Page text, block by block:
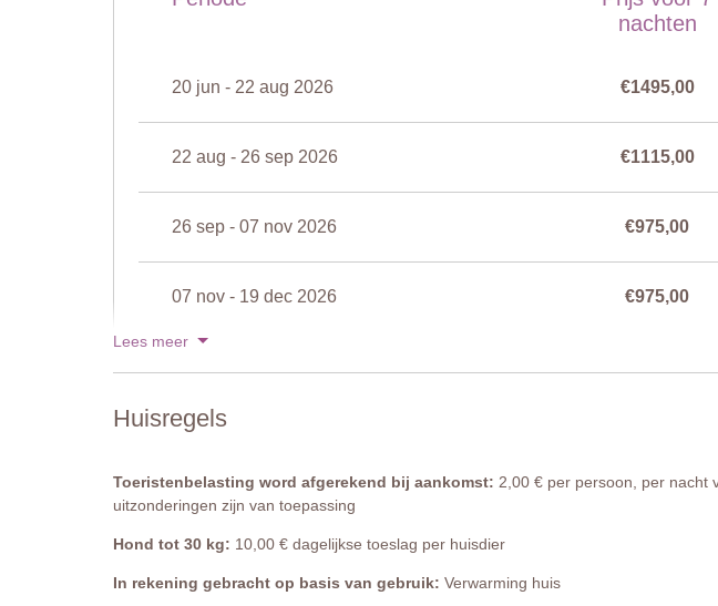
Afstand van het vakantiehuis: 20 meter
nachten
20 jun - 22 aug 2026 €1495,00
22 aug - 26 sep 2026 €1115,00
26 sep - 07 nov 2026 €975,00
07 nov - 19 dec 2026 €975,00
Toon prijzen voor 2027
Lees meer
Huisregels
Toeristenbelasting word afgerekend bij aankomst: 2,00 € per persoon, per nacht
uitzonderingen zijn van toepassing
Hond tot 30 kg: 10,00 € dagelijkse toeslag per huisdier
In rekening gebracht op basis van gebruik: Verwarming huis